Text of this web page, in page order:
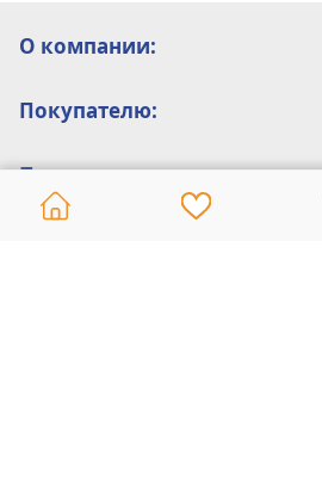
О компании:
Покупателю:
Помощь: